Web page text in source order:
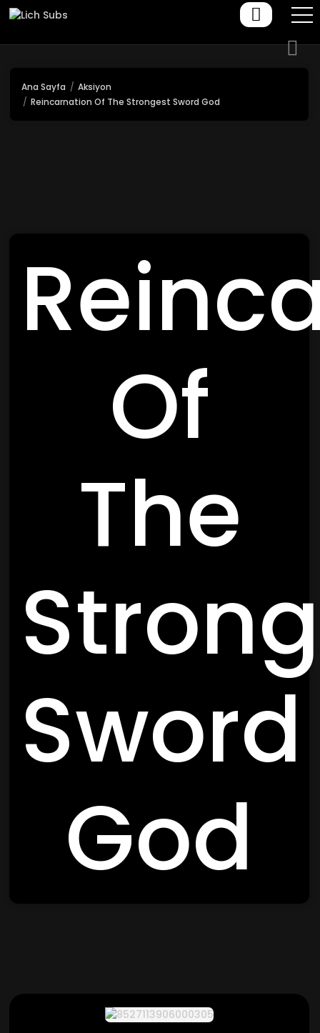
Ana Sayfa
Aksiyon
Reincarnation Of The Strongest Sword God
Of
The
Sword
God